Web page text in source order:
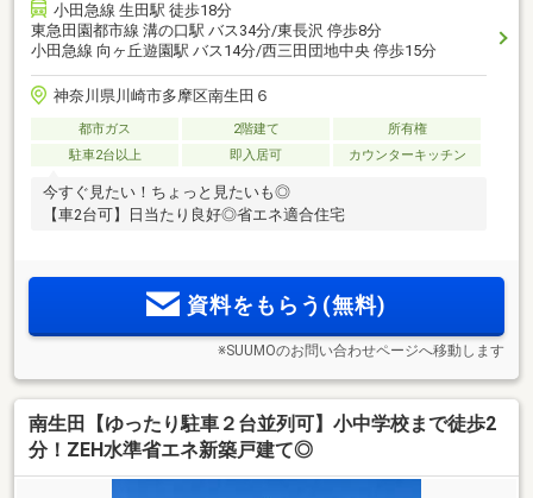
小田急線 生田駅 徒歩18分
東急田園都市線 溝の口駅 バス34分/東長沢 停歩8分
小田急線 向ヶ丘遊園駅 バス14分/西三田団地中央 停歩15分
神奈川県川崎市多摩区南生田６
都市ガス 2階建て
所有権
駐車2台以上
即入居可 カウンターキッチン
今すぐ見たい！ちょっと見たいも◎
【車2台可】日当たり良好◎省エネ適合住宅
資料をもらう(無料)
※SUUMOのお問い合わせページへ移動します
南生田【ゆったり駐車２台並列可】小中学校まで徒歩2
分！ZEH水準省エネ新築戸建て◎